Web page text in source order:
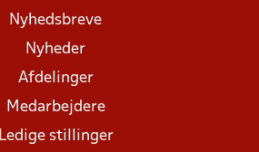
Nyhedsbreve
Nyheder
Afdelinger
Medarbejdere
Ledige stillinger